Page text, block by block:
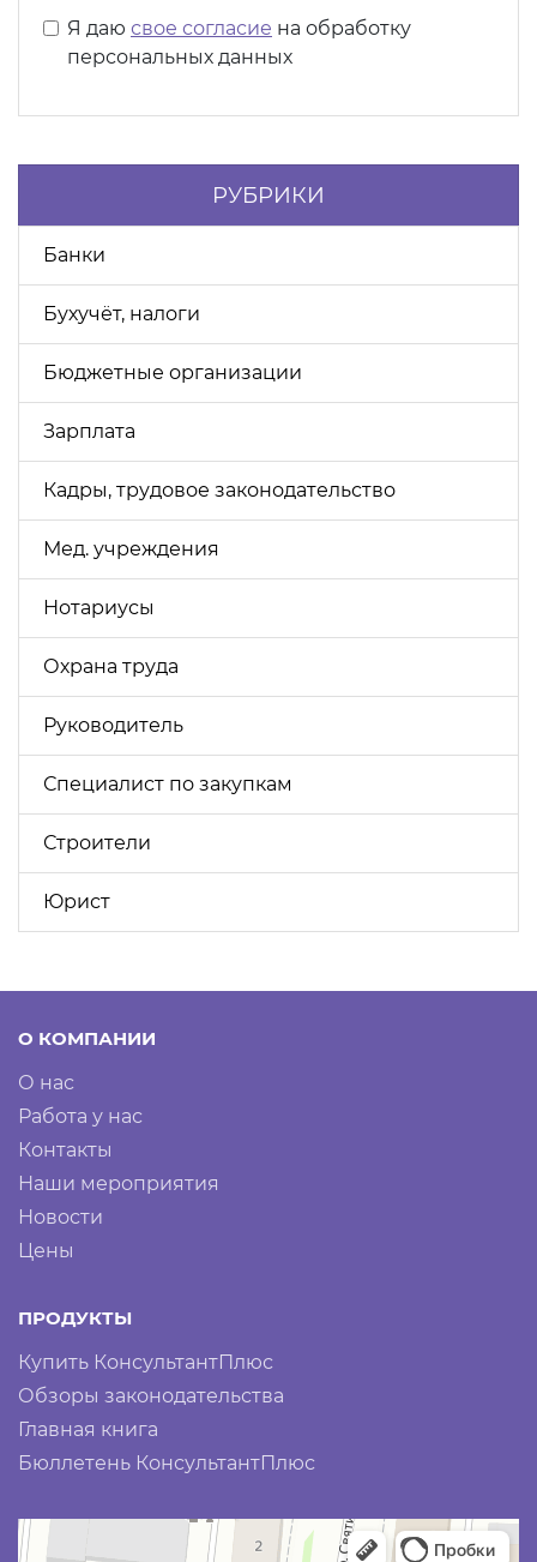
Я даю свое согласие на обработку
персональных данных
РУБРИКИ
Банки
Бухучёт, налоги
Бюджетные организации
Зарплата
Кадры, трудовое законодательство
Мед. учреждения
Нотариусы
Охрана труда
Руководитель
Специалист по закупкам
Строители
Юрист
О КОМПАНИИ
О нас
Работа у нас
Контакты
Наши мероприятия
Новости
Цены
ПРОДУКТЫ
Купить КонсультантПлюс
Обзоры законодательства
Главная книга
Бюллетень КонсультантПлюс